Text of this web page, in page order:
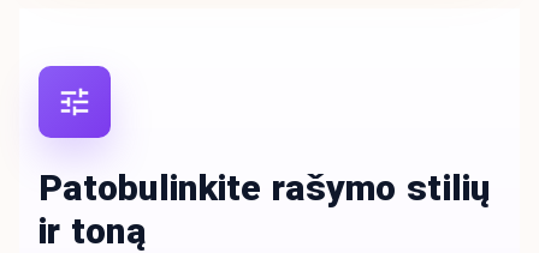
Patobulinkite rašymo stilių
ir toną